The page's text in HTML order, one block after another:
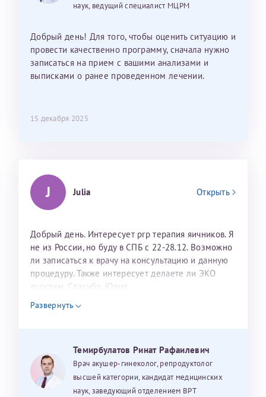
наук, ведущий специалист МЦРМ
Добрый день! Для того, чтобы оценить ситуацию и
провести качественно программу, сначала нужно
записаться на прием с вашими анализами и
выписками о ранее проведенном лечении.
15 декабря 2025
J Julia Открыть
Добрый день. Интересует prp терапия яичников. Я
не из России, но буду в СПБ с 22-28.12. Возможно
ли записаться к врачу на консультацию и данную
процедуру. Также интересует делаете ли ЭКО
дуостим. Спасибо. Юлия
Развернуть
Темирбулатов Ринат Рафаилевич
Врач акушер-гинеколог, репродуктолог
высшей категории, кандидат медицинских
наук, заведующий отделением ВРТ